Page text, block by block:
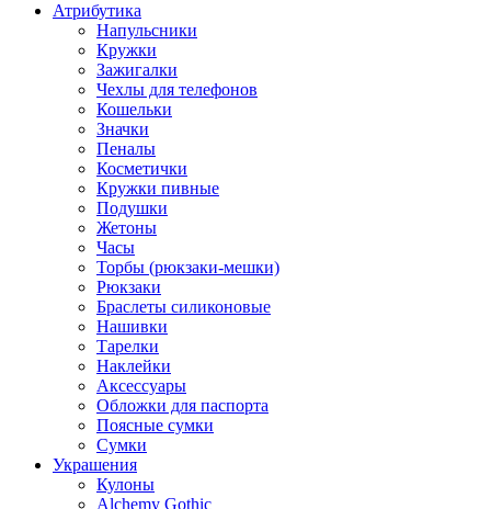
Атрибутика
Напульсники
Кружки
Зажигалки
Чехлы для телефонов
Кошельки
Значки
Пеналы
Косметички
Кружки пивные
Подушки
Жетоны
Часы
Торбы (рюкзаки-мешки)
Рюкзаки
Браслеты силиконовые
Нашивки
Тарелки
Наклейки
Аксессуары
Обложки для паспорта
Поясные сумки
Сумки
Украшения
Кулоны
Alchemy Gothic